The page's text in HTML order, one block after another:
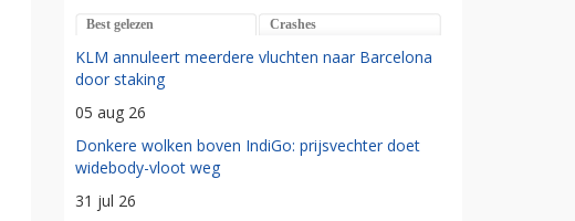
Best gelezen Crashes
KLM annuleert meerdere vluchten naar Barcelona
door staking
05 aug 26
Donkere wolken boven IndiGo: prijsvechter doet
widebody-vloot weg
31 jul 26